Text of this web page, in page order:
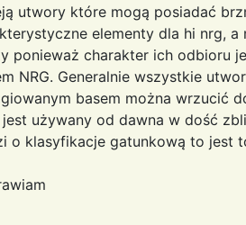
utwory które mogą posiadać
elementy dla hi nrg,
ponieważ charakter ich odbioru
NRG. Generalnie wszystkie
basem można wrzucić
jest używany od dawna w dość
o klasyfikacje gatunkową to jest